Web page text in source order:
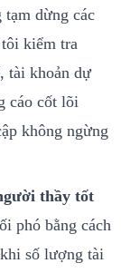
tạm dừng các
kiểm tra
tài khoản dự
cáo cốt lõi
không ngừng
thầy tốt
phó bằng cách
số lượng tài